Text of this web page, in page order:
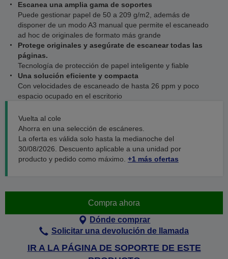
Escanea una amplia gama de soportes
Puede gestionar papel de 50 a 209 g/m2, además de
disponer de un modo A3 manual que permite el escaneado
ad hoc de originales de formato más grande
Protege originales y asegúrate de escanear todas las
páginas.
Tecnología de protección de papel inteligente y fiable
Una solución eficiente y compacta
Con velocidades de escaneado de hasta 26 ppm y poco
espacio ocupado en el escritorio
Vuelta al cole
Ahorra en una selección de escáneres.
La oferta es válida solo hasta la medianoche del
30/08/2026. Descuento aplicable a una unidad por
producto y pedido como máximo. +1 más ofertas
Compra ahora
Dónde comprar
Solicitar una devolución de llamada
IR A LA PÁGINA DE SOPORTE DE ESTE